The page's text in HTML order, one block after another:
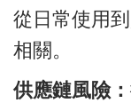
從日常使用
相關。
供應鏈風險